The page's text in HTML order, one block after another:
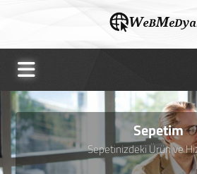
Sepetim
Sepetinizdeki Ürün ve